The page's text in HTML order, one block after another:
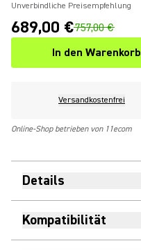
Unverbindliche Preisempfehlung
689,00 €757,00 €
In den Warenkorb
Versandkostenfrei
Online-Shop betrieben von 11ecom
Details
Kompatibilität